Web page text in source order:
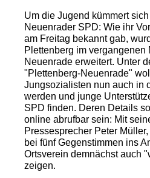
Um die Jugend kümmert
Neuenrader SPD: Wie ihr
am Freitag bekannt gab,
Plettenberg im vergangenen
Neuenrade erweitert. Unter
"Plettenberg-Neuenrade"
Jungsozialisten nun auch in
werden und junge
SPD finden. Deren Details
online abrufbar sein: Mit
Pressesprecher Peter
bei fünf Gegenstimmen ins
Ortsverein demnächst auch
zeigen.